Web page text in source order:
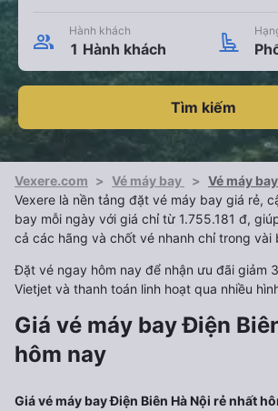
Hành khách
1 Hành khách
Tìm kiếm
Vexere.com > Vé máy bay > Vé máy
Vexere là nền tảng đặt vé máy bay giá rẻ,
bay mỗi ngày với giá chỉ từ 1.755.181 đ,
cả các hãng và chốt vé nhanh chỉ trong vài
Đặt vé ngay hôm nay để nhận ưu đãi giảm
Vietjet và thanh toán linh hoạt qua nhiều
Giá vé máy bay Điện
hôm nay
Giá vé máy bay Điện Biên Hà Nội rẻ nhất